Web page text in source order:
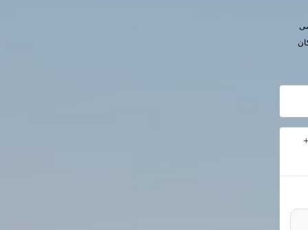
مدرسه علوم دینی (نمره ۲۰ +